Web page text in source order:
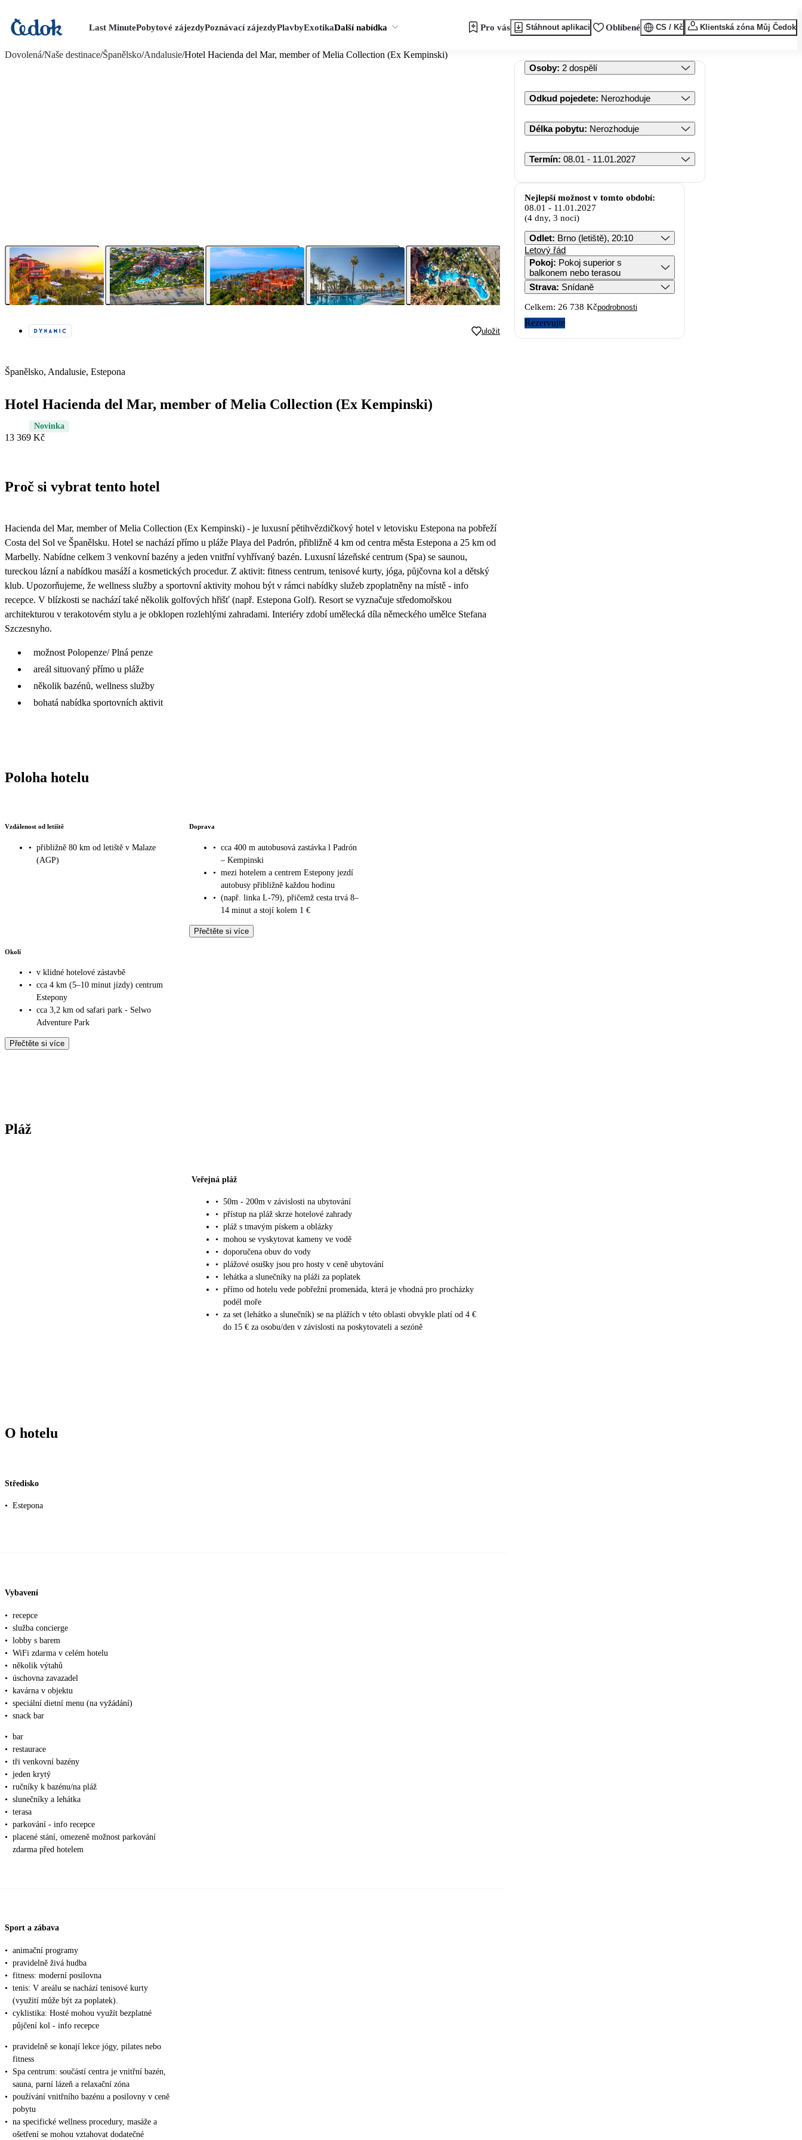
Last MinutePobytové zájezdyPoznávací zájezdyPlavbyExotikaDalší nabídka Pro vás Stáhnout aplikaci Oblíbené CS / Kč Klientská zóna Můj Čedok
Dovolená/Naše destinace/Španělsko/Andalusie/Hotel Hacienda del Mar, member of Melia Collection (Ex Kempinski)
uložit
Španělsko, Andalusie, Estepona
Hotel Hacienda del Mar, member of Melia Collection (Ex Kempinski)
Novinka
13 369 Kč
Proč si vybrat tento hotel
Hacienda del Mar, member of Melia Collection (Ex Kempinski) - je luxusní pětihvězdičkový hotel v letovisku Estepona na pobřeží
Costa del Sol ve Španělsku. Hotel se nachází přímo u pláže Playa del Padrón, přibližně 4 km od centra města Estepona a 25 km od
Marbelly. Nabídne celkem 3 venkovní bazény a jeden vnitřní vyhřívaný bazén. Luxusní lázeňské centrum (Spa) se saunou,
tureckou lázní a nabídkou masáží a kosmetických procedur. Z aktivit: fitness centrum, tenisové kurty, jóga, půjčovna kol a dětský
klub. Upozorňujeme, že wellness služby a sportovní aktivity mohou být v rámci nabídky služeb zpoplatněny na místě - info
recepce. V blízkosti se nachází také několik golfových hřišť (např. Estepona Golf). Resort se vyznačuje středomořskou
architekturou v terakotovém stylu a je obklopen rozlehlými zahradami. Interiéry zdobí umělecká díla německého umělce Stefana
Szczesnyho.
možnost Polopenze/ Plná penze
areál situovaný přímo u pláže
několik bazénů, wellness služby
bohatá nabídka sportovních aktivit
Poloha hotelu
Vzdálenost od letiště
• přibližně 80 km od letiště v Malaze
(AGP)
Doprava
• cca 400 m autobusová zastávka l Padrón
– Kempinski
• mezi hotelem a centrem Estepony jezdí
autobusy přibližně každou hodinu
• (např. linka L-79), přičemž cesta trvá 8–
14 minut a stojí kolem 1 €
Přečtěte si více
Okolí
• v klidné hotelové zástavbě
• cca 4 km (5–10 minut jízdy) centrum
Estepony
• cca 3,2 km od safari park - Selwo
Adventure Park
Přečtěte si více
Pláž
Veřejná pláž
• 50m - 200m v závislosti na ubytování
• přístup na pláž skrze hotelové zahrady
• pláž s tmavým pískem a oblázky
• mohou se vyskytovat kameny ve vodě
• doporučena obuv do vody
• plážové osušky jsou pro hosty v ceně ubytování
• lehátka a slunečníky na pláži za poplatek
• přímo od hotelu vede pobřežní promenáda, která je vhodná pro procházky
podél moře
• za set (lehátko a slunečník) se na plážích v této oblasti obvykle platí od 4 €
do 15 € za osobu/den v závislosti na poskytovateli a sezóně
O hotelu
Středisko
• Estepona
Vybavení
• recepce
• služba concierge
• lobby s barem
• WiFi zdarma v celém hotelu
• několik výtahů
• úschovna zavazadel
• kavárna v objektu
• speciální dietní menu (na vyžádání)
• snack bar
• bar
• restaurace
• tři venkovní bazény
• jeden krytý
• ručníky k bazénu/na pláž
• slunečníky a lehátka
• terasa
• parkování - info recepce
• placené stání, omezeně možnost parkování
zdarma před hotelem
Sport a zábava
• animační programy
• pravidelně živá hudba
• fitness: moderní posilovna
• tenis: V areálu se nachází tenisové kurty
(využití může být za poplatek).
• cyklistika: Hosté mohou využít bezplatné
půjčení kol - info recepce
• pravidelně se konají lekce jógy, pilates nebo
fitness
•
Spa centrum: součástí centra je vnitřní bazén,
sauna, parní lázeň a relaxační zóna
• používání vnitřního bazénu a posilovny v ceně
pobytu
• na specifické wellness procedury, masáže a
ošetření se mohou vztahovat dodatečné
Osoby: 2 dospělí
Odkud pojedete: Nerozhoduje
Délka pobytu: Nerozhoduje
Termín: 08.01 - 11.01.2027
Nejlepší možnost v tomto období:
08.01 - 11.01.2027
(4 dny, 3 noci)
Odlet: Brno (letiště), 20:10
Letový řád
Pokoj: Pokoj superior s
balkonem nebo terasou
Strava: Snídaně
Celkem: 26 738 Kčpodrobnosti
Rezervujte